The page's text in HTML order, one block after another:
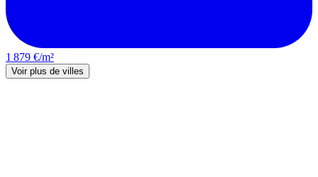
1 879 €/m²
Voir plus de villes